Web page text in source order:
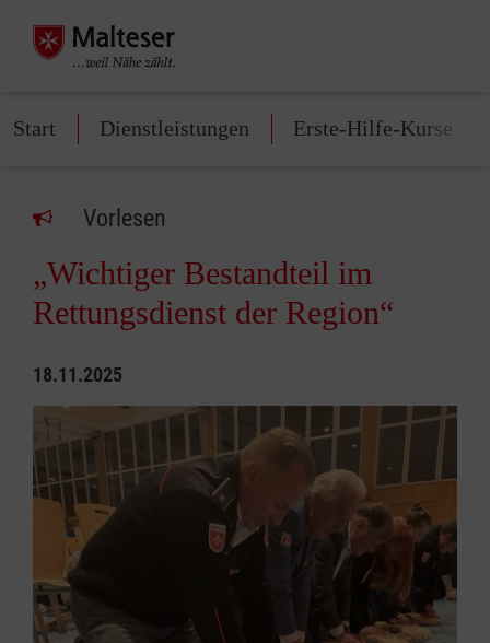
Start Dienstleistungen Erste-Hilfe-Kurse
Vorlesen
„Wichtiger Bestandteil im
Rettungsdienst der Region“
18.11.2025